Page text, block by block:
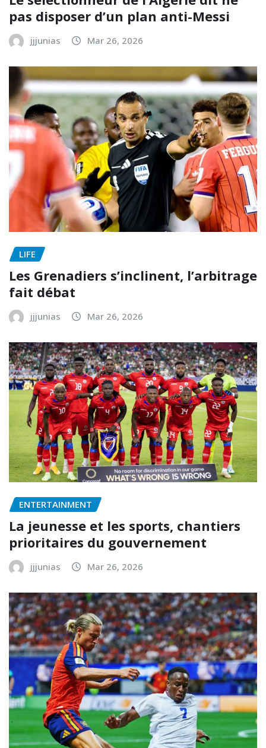
pas disposer d’un plan anti-Messi
jjjunias Mar 26, 2026
LIFE
Les Grenadiers s’inclinent, l’arbitrage
fait débat
jjjunias Mar 26, 2026
ENTERTAINMENT
La jeunesse et les sports, chantiers
prioritaires du gouvernement
jjjunias Mar 26, 2026